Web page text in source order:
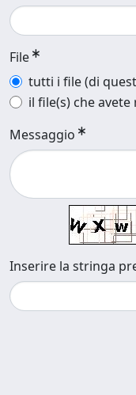
File
tutti i file (di
il file(s) che
Messaggio
Inserire la stringa